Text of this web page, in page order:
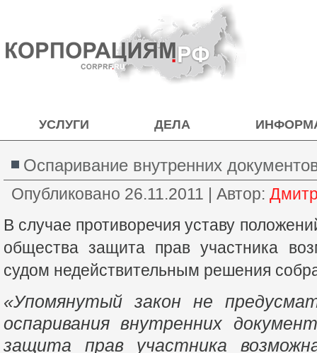
УСЛУГИ ДЕЛА
Оспаривание внутренних
Опубликовано 26.11.2011 | Автор:
В случае противоречия уставу
общества защита прав участника
судом недействительным решения
«Упомянутый закон не
оспаривания внутренних
защита прав участника